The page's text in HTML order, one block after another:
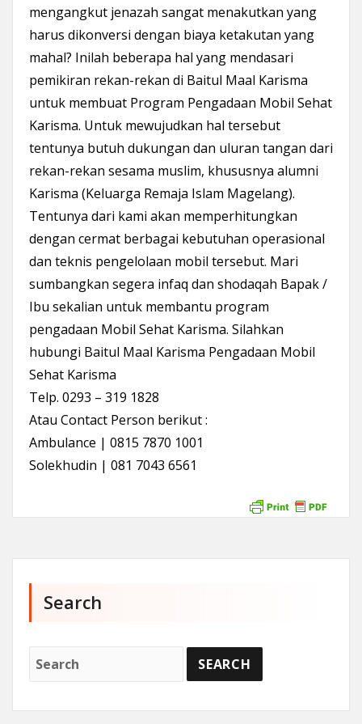
mengangkut jenazah sangat menakutkan yang
harus dikonversi dengan biaya ketakutan yang
mahal? Inilah beberapa hal yang mendasari
pemikiran rekan-rekan di Baitul Maal Karisma
untuk membuat Program Pengadaan Mobil Sehat
Karisma. Untuk mewujudkan hal tersebut
tentunya butuh dukungan dan uluran tangan dari
rekan-rekan sesama muslim, khususnya alumni
Karisma (Keluarga Remaja Islam Magelang).
Tentunya dari kami akan memperhitungkan
dengan cermat berbagai kebutuhan operasional
dan teknis pengelolaan mobil tersebut. Mari
sumbangkan segera infaq dan shodaqah Bapak /
Ibu sekalian untuk membantu program
pengadaan Mobil Sehat Karisma. Silahkan
hubungi Baitul Maal Karisma Pengadaan Mobil
Sehat Karisma
Telp. 0293 – 319 1828
Atau Contact Person berikut :
Ambulance | 0815 7870 1001
Solekhudin | 081 7043 6561
Search